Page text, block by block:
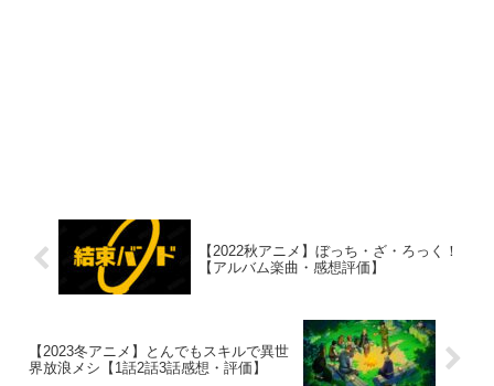
【2022秋アニメ】ぼっち・ざ・ろっく！
【アルバム楽曲・感想評価】
【2023冬アニメ】とんでもスキルで異世
界放浪メシ【1話2話3話感想・評価】